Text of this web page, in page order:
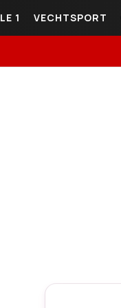
1 VECHTSPORT